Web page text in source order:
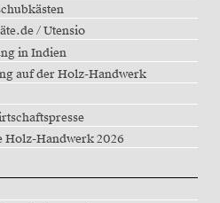
/ Utensio
in Indien
auf der Holz-Handwerk
Holz-Handwerk 2026